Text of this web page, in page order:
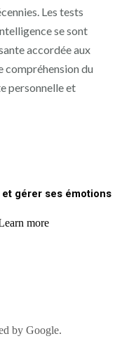
Les tests
se sont
accordée aux
compréhension du
personnelle et